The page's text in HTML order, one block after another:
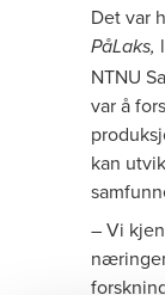
Det var
PåLaks,
NTNU
var å
kan
– Vi